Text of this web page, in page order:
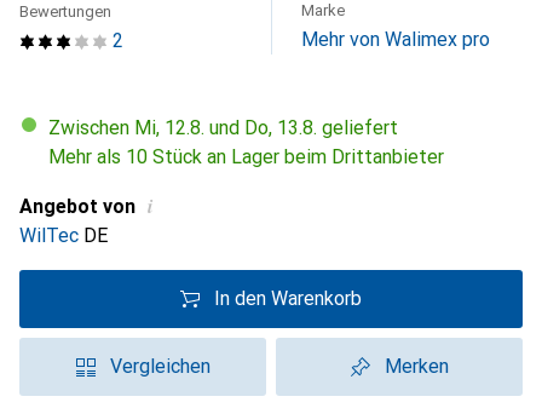
2
Bewertungen Marke
Mehr von Walimex pro
Zwischen Mi, 12.8. und Do, 13.8. geliefert
Mehr als 10 Stück an Lager beim Drittanbieter
Angebot von i
WilTec DE
In den Warenkorb
Vergleichen Merken